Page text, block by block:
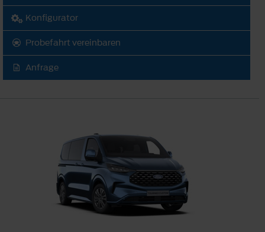
Konfigurator
Probefahrt vereinbaren
Anfrage